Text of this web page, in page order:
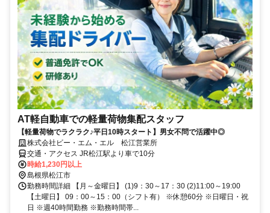
AT軽自動車での軽量荷物集配スタッフ
【軽量荷物でラクラク♪平日10時スタート】男女不問で活躍中◎
株式会社ビー・エム・エル 松江営業所
交通・アクセス JR松江駅より車で10分
時給1,230円以上
島根県松江市
勤務時間詳細 【月～金曜日】 (1)9：30～17：30 (2)11:00～19:00
【土曜日】 09：00～15：00（シフト有） ※休憩60分 ※日曜日・祝
日 ※週40時間勤務 ※勤務時間帯...